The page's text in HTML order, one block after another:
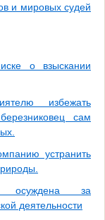
и мировых судей
о взыскании
избежать
сам
устранить
осуждена за
деятельности